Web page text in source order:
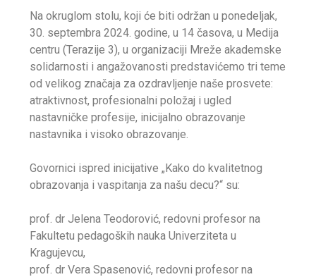
Na okruglom stolu, koji će biti održan u ponedeljak,
30. septembra 2024. godine, u 14 časova, u Medija
centru (Terazije 3), u organizaciji Mreže akademske
solidarnosti i angažovanosti predstavićemo tri teme
od velikog značaja za ozdravljenje naše prosvete:
atraktivnost, profesionalni položaj i ugled
nastavničke profesije, inicijalno obrazovanje
nastavnika i visoko obrazovanje.
Govornici ispred inicijative „Kako do kvalitetnog
obrazovanja i vaspitanja za našu decu?“ su:
prof. dr Jelena Teodorović, redovni profesor na
Fakultetu pedagoških nauka Univerziteta u
Kragujevcu,
prof. dr Vera Spasenović, redovni profesor na